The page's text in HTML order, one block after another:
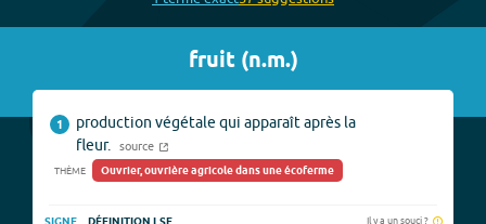
fruit(n.m.)
1
production végétale qui apparaît après la
fleur.
source
THÈME Ouvrier, ouvrière agricole dans une écoferme
Il y a un souci ?